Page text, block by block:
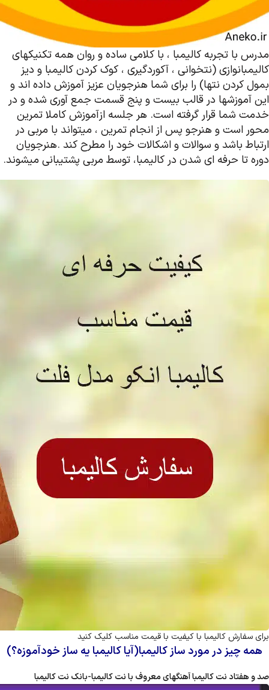
مدرس با تجربه کالیمبا ، با کلامی ساده و روان همه تکنیکهای
کالیمبانوازی (نتخوانی ، آکوردگیری ، کوک کردن کالیمبا و دیز
بمول کردن نتها) را برای شما هنرجویان عزیز آموزش داده اند و
این آموزشها در قالب بیست و پنج قسمت جمع آوری شده و در
خدمت شما قرار گرفته است. هر جلسه ازآموزش کاملا تمرین
محور است و هنرجو پس از انجام تمرین ، میتواند با مربی در
ارتباط باشد و سوالات و اشکالات خود را مطرح کند .هنرجویان
دوره تا حرفه ای شدن در کالیمبا، توسط مربی پشتیبانی میشوند.
برای سفارش کالیمبا با کیفیت با قیمت مناسب کلیک کنید
همه چیز در مورد ساز کالیمبا(آیا کالیمبا یه ساز خودآموزه؟)
صد و هفتاد نت کالیمبا آهنگهای معروف با نت کالیمبا-بانک نت کالیمبا